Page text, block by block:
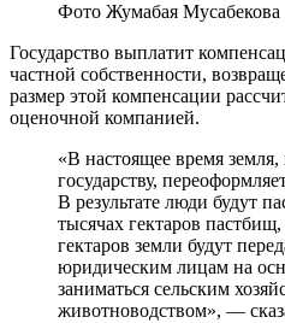
Фото Жумабая Мусабекова
Государство выплатит
частной собственности,
размер этой компенсации
оценочной компанией.
«В настоящее время
государству,
В результате люди будут
тысячах гектаров
гектаров земли будут
юридическим лицам на
заниматься сельским
животноводством», —